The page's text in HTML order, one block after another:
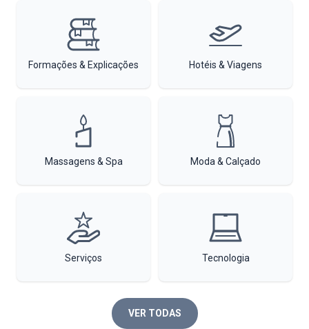
Formações & Explicações Hotéis & Viagens
Massagens & Spa Moda & Calçado
Serviços Tecnologia
VER TODAS